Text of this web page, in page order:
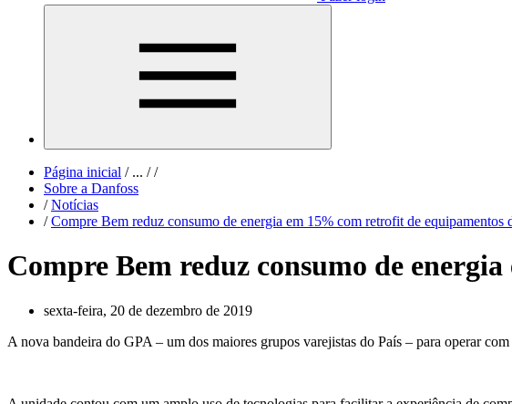
Página inicial /... / /
Sobre a Danfoss
/ Notícias
/ Compre Bem reduz consumo de energia em 15% com retrofit de equipamentos
Compre Bem reduz consumo de
sexta-feira, 20 de dezembro de 2019
A nova bandeira do GPA – um dos maiores grupos varejistas do País – para operar